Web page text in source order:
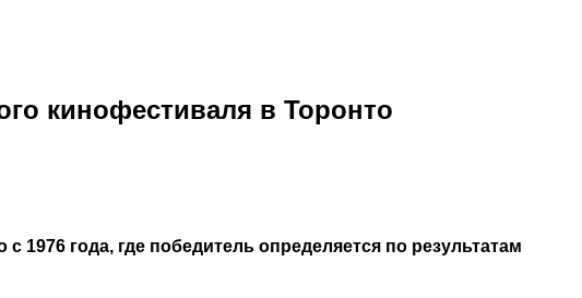
кинофестиваля в Торонто
года, где победитель определяется по результатам